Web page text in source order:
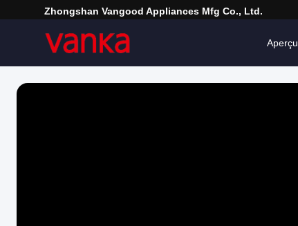
Zhongshan Vangood Appliances Mfg Co., Ltd.
Aperçu